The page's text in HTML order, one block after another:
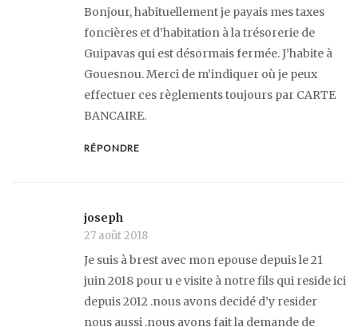
Bonjour, habituellement je payais mes taxes
foncières et d’habitation à la trésorerie de
Guipavas qui est désormais fermée. J’habite à
Gouesnou. Merci de m’indiquer où je peux
effectuer ces règlements toujours par CARTE
BANCAIRE.
RÉPONDRE
joseph
27 août 2018
Je suis à brest avec mon epouse depuis le 21
juin 2018 pour u e visite à notre fils qui reside ici
depuis 2012 .nous avons decidé d’y resider
nous aussi .nous avons fait la demande de